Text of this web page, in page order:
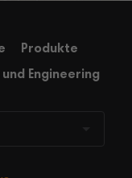
Produkte
Engineering